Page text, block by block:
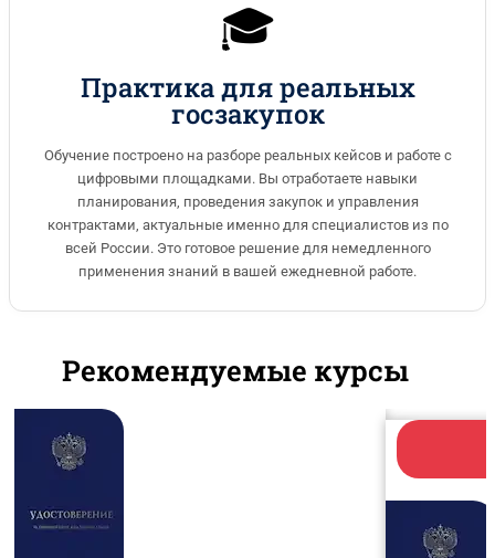
🎓
Практика для реальных
госзакупок
Обучение построено на разборе реальных кейсов и работе с
цифровыми площадками. Вы отработаете навыки
планирования, проведения закупок и управления
контрактами, актуальные именно для специалистов из по
всей России. Это готовое решение для немедленного
применения знаний в вашей ежедневной работе.
Рекомендуемые курсы